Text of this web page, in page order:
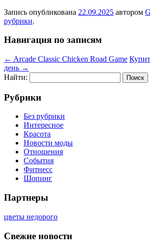
Запись опубликована 22.09.2025 автором
рубрики.
Навигация по записям
← Arcade Classic Chicken Road Game
день →
Найти:
Рубрики
Без рубрики
Интересное
Красота
Новости моды
Отношения
События
Фитнесс
Шопинг
Партнеры
цветы недорого
Свежие новости